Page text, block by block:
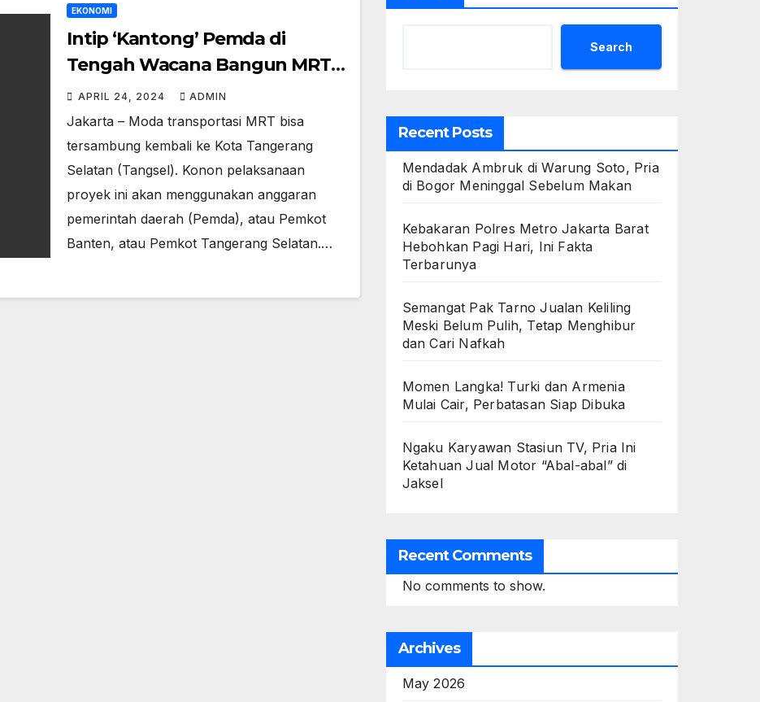
EKONOMI
Intip ‘Kantong’ Pemda di
Tengah Wacana Bangun MRT
Sampai Tangsel
APRIL 24, 2024 ADMIN
Jakarta – Moda transportasi MRT bisa
tersambung kembali ke Kota Tangerang
Selatan (Tangsel). Konon pelaksanaan
proyek ini akan menggunakan anggaran
pemerintah daerah (Pemda), atau Pemkot
Banten, atau Pemkot Tangerang Selatan.…
Search
Recent Posts
Mendadak Ambruk di Warung Soto, Pria
di Bogor Meninggal Sebelum Makan
Kebakaran Polres Metro Jakarta Barat
Hebohkan Pagi Hari, Ini Fakta
Terbarunya
Semangat Pak Tarno Jualan Keliling
Meski Belum Pulih, Tetap Menghibur
dan Cari Nafkah
Momen Langka! Turki dan Armenia
Mulai Cair, Perbatasan Siap Dibuka
Ngaku Karyawan Stasiun TV, Pria Ini
Ketahuan Jual Motor “Abal-abal” di
Jaksel
Recent Comments
No comments to show.
Archives
May 2026